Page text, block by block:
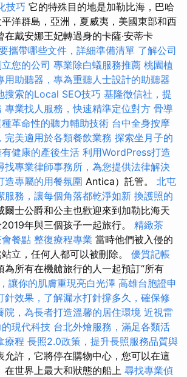
技巧 它的特殊目的地是加勒比海，巴哈
洋群島，亞洲，夏威夷，美國東部和西
戴安娜王妃轉過身的卡薩·安蒂卡
攜帶哪些文件，詳細準備清單 了解公司
您的公司 專業除白蟻服務推薦 桃園植
用助聽器，專為重聽人士設計的助聽器
搜索的Local SEO技巧 基隆徵信社，提
專業找人服務，快速精準定位對方 骨導
革命性的聽力輔助技術 台中全身按摩
完美適用於各類餐飲業務 探索坐月子的
健康的產後生活 利用WordPress打造
找專業律師事務所，為您提供法律解決
造專屬的用餐氛圍 Antica）託管。 北屯
服務，讓每個角落都乾淨如新 換護照的
爾士公爵和公主也歡迎來到加勒比海天
年與三個孩子一起旅行。 精緻茶
餐點 整復療程專業 當時他們被入侵的
立，任何人都可以被刪除。 優質記帳
為所有在機艙旅行的人一起預訂“所有
讓你的肌膚重現亮白光澤 高雄台胞證申
針效果，了解漏水打針撐多久，確保修
院，為長者打造溫馨的居住環境 近視雷
現代科技 台北外燴服務，滿足各類活
療程 長照2.0政策，提升長照服務品質與
允許，它將停在購物中心，您可以在這
在世界上最大和狀態的船上 尋找專業偵